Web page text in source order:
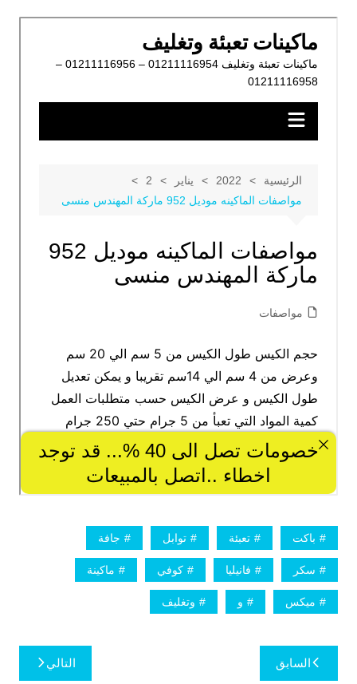
باكت تعبئة توابل جافة
سكر فانيليا كوفي ماكينة
ميكس و وتغليف
تصفّح
السابق التالي